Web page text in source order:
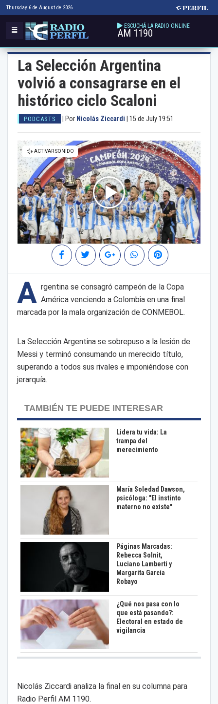
Thursday 6 de August de 2026
ESCUCHÁ LA RADIO ONLINE
AM 1190
La Selección Argentina
volvió a consagrarse en el
histórico ciclo Scaloni
PODCASTS Por Nicolás Ziccardi 15 de July 19:51
A rgentina se consagró campeón de la Copa
América venciendo a Colombia en una final
marcada por la mala organización de CONMEBOL.
La Selección Argentina se sobrepuso a la lesión de
Messi y terminó consumando un merecido título,
superando a todos sus rivales e imponiéndose con
jerarquía.
TAMBIÉN TE PUEDE INTERESAR
Lidera tu vida: La
trampa del
merecimiento
María Soledad Dawson,
psicóloga: "El instinto
materno no existe"
Páginas Marcadas:
Rebecca Solnit,
Luciano Lamberti y
Margarita García
Robayo
¿Qué nos pasa con lo
que está pasando?:
Electoral en estado de
vigilancia
Nicolás Ziccardi analiza la final en su columna para
Radio Perfil AM 1190.